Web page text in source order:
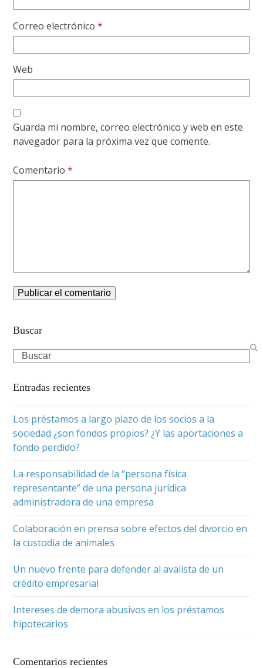
Correo electrónico*
Web
Guarda mi nombre, correo electrónico y web en este
navegador para la próxima vez que comente.
Comentario*
Buscar
Search
Entradas recientes
Los préstamos a largo plazo de los socios a la
sociedad ¿son fondos propios? ¿Y las aportaciones a
fondo perdido?
La responsabilidad de la “persona física
representante” de una persona jurídica
administradora de una empresa
Colaboración en prensa sobre efectos del divorcio en
la custodia de animales
Un nuevo frente para defender al avalista de un
crédito empresarial
Intereses de demora abusivos en los préstamos
hipotecarios
Comentarios recientes